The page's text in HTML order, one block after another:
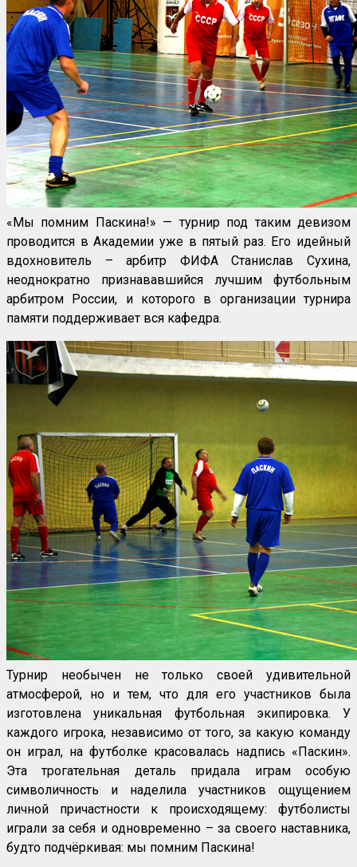
«Мы помним Паскина!» — турнир под таким девизом
проводится в Академии уже в пятый раз. Его идейный
вдохновитель – арбитр ФИФА Станислав Сухина,
неоднократно признававшийся лучшим футбольным
арбитром России, и которого в организации турнира
памяти поддерживает вся кафедра.
Турнир необычен не только своей удивительной
атмосферой, но и тем, что для его участников была
изготовлена уникальная футбольная экипировка. У
каждого игрока, независимо от того, за какую команду
он играл, на футболке красовалась надпись «Паскин».
Эта трогательная деталь придала играм особую
символичность и наделила участников ощущением
личной причастности к происходящему: футболисты
играли за себя и одновременно – за своего наставника,
будто подчёркивая: мы помним Паскина!